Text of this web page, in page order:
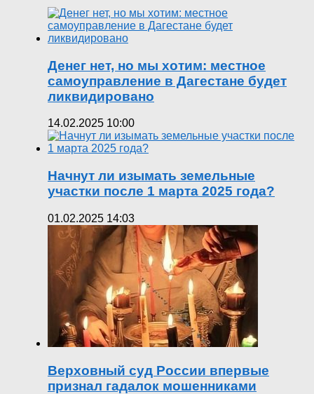
Денег нет, но мы хотим: местное
самоуправление в Дагестане будет
ликвидировано
14.02.2025 10:00
Начнут ли изымать земельные
участки после 1 марта 2025 года?
01.02.2025 14:03
Верховный суд России впервые
признал гадалок мошенниками